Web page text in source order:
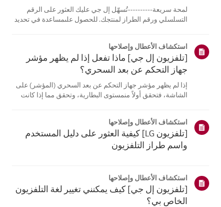
لمحة سريعة----------تُسهّل إل جي عليك العثور على الرقم
التسلسلي ورقم الطراز لمنتجك. للحصول علىمساعدة في تحديد
تختلف الصور أو ا...
استكشاف الأعطال وإصلاحها
[تلفزيون إل جي] ماذا تفعل إذا لم يظهر مؤشر
جهاز التحكم عن بعد السحري؟
إذا لم يظهر مؤشر جهاز التحكم عن بعد السحري (المؤشر) على
الشاشة، فتحقق أولاً منمستوى البطارية، وتحقق مما إذا كانت
التلفزيون. أعد تسج...
استكشاف الأعطال وإصلاحها
[تلفزيون LG] كيفية العثور على دليل المستخدم
واسم طراز التلفزيون
استكشاف الأعطال وإصلاحها
[تلفزيون إل جي] كيف يمكنني تغيير لغة التلفزيون
الخاص بي؟